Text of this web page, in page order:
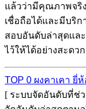
แล้วว่ามีคุณภาพจริ
เชื่อถือได้และมีบริ
สอบอันดับล่าสุดแล
ไว้ให้ได้อย่างสะดว
TOP 0 ผงคาเคา ยี่
[ ระบบจัดอันดับที่ช่